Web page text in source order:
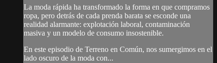
La moda rápida ha transformado la forma en que compramos
ropa, pero detrás de cada prenda barata se esconde una
realidad alarmante: explotación laboral, contaminación
masiva y un modelo de consumo insostenible.
En este episodio de Terreno en Común, nos sumergimos en el
lado oscuro de la moda con...